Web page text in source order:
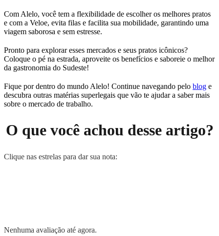
Com Alelo, você tem a flexibilidade de escolher os melhores pratos
e com a Veloe, evita filas e facilita sua mobilidade, garantindo uma
viagem saborosa e sem estresse.
Pronto para explorar esses mercados e seus pratos icônicos?
Coloque o pé na estrada, aproveite os benefícios e saboreie o melhor
da gastronomia do Sudeste!
Fique por dentro do mundo Alelo! Continue navegando pelo blog e
descubra outras matérias superlegais que vão te ajudar a saber mais
sobre o mercado de trabalho.
O que você achou desse artigo?
Clique nas estrelas para dar sua nota:
Nenhuma avaliação até agora.